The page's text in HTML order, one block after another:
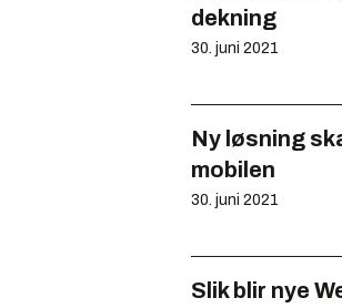
dekning
30. juni 2021
Ny løsning
mobilen
30. juni 2021
Slik blir nye